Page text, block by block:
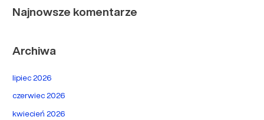
Najnowsze komentarze
Archiwa
lipiec 2026
czerwiec 2026
kwiecień 2026